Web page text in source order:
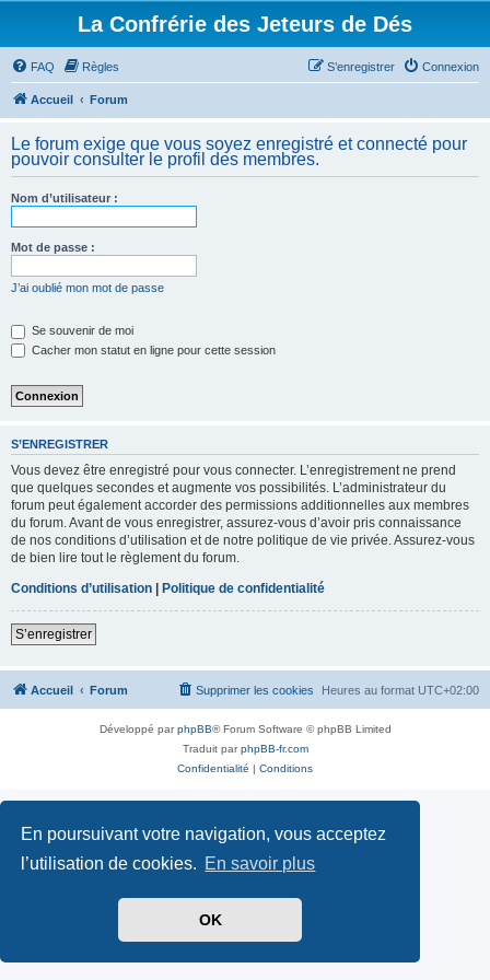
En poursuivant votre navigation, vous acceptez
l’utilisation de cookies. En savoir plus
OK
La Confrérie des Jeteurs de Dés
FAQ Règles Connexion
S’enregistrer
Accueil Forum
Le forum exige que vous soyez enregistré et connecté pour
pouvoir consulter le profil des membres.
Nom d’utilisateur :
Mot de passe :
J’ai oublié mon mot de passe
Se souvenir de moi
Cacher mon statut en ligne pour cette session
S’ENREGISTRER
Vous devez être enregistré pour vous connecter. L’enregistrement ne prend
que quelques secondes et augmente vos possibilités. L’administrateur du
forum peut également accorder des permissions additionnelles aux membres
du forum. Avant de vous enregistrer, assurez-vous d’avoir pris connaissance
de nos conditions d’utilisation et de notre politique de vie privée. Assurez-vous
de bien lire tout le règlement du forum.
Conditions d’utilisation | Politique de confidentialité
S’enregistrer
Accueil Forum Heures au format UTC+02:00
Supprimer les cookies
Développé parphpBB® Forum Software © phpBB Limited
Traduit parphpBB-fr.com
Confidentialité | Conditions